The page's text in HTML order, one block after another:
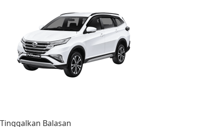
Tinggalkan Balasan